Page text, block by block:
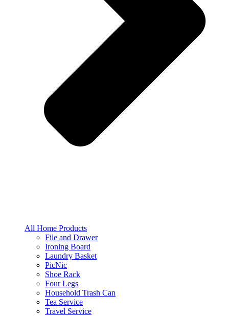
All Home Products
File and Drawer
Ironing Board
Laundry Basket
PicNic
Shoe Rack
Four Legs
Household Trash Can
Tea Service
Travel Service